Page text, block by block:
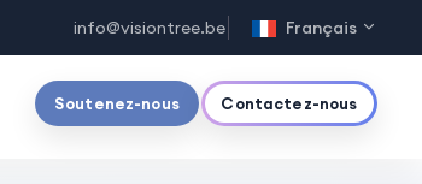
info@visiontree.be Français
Soutenez-nous Contactez-nous